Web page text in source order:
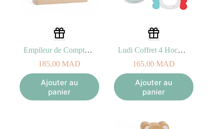
Empileur de Comptage Wild Eurekakids 12M+
185,00 MAD
Ajouter au
panier
Ludi Coffret 4 Hochets – 3M+
165,00 MAD
Ajouter au
panier